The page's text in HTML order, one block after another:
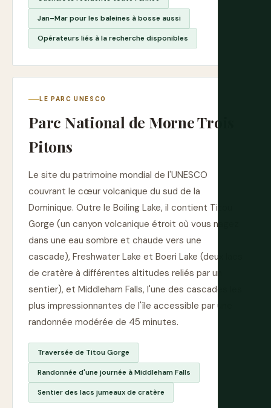
Jan–Mar pour les baleines à bosse aussi
Opérateurs liés à la recherche disponibles
LE PARC UNESCO
Parc National de Morne Trois
Pitons
Le site du patrimoine mondial de l'UNESCO
couvrant le cœur volcanique du sud de la
Dominique. Outre le Boiling Lake, il contient Titou
Gorge (un canyon volcanique étroit où vous nagez
dans une eau sombre et chaude vers une
cascade), Freshwater Lake et Boeri Lake (deux lacs
de cratère à différentes altitudes reliés par un
sentier), et Middleham Falls, l'une des cascades les
plus impressionnantes de l'île accessible par une
randonnée modérée de 45 minutes.
Traversée de Titou Gorge
Randonnée d'une journée à Middleham Falls
Sentier des lacs jumeaux de cratère